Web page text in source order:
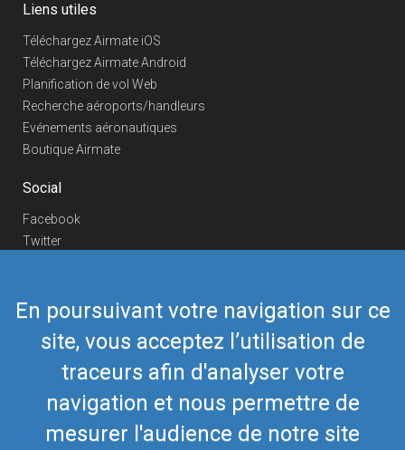
En poursuivant votre navigation sur ce
site, vous acceptez l’utilisation de
traceurs afin d'analyser votre
navigation et nous permettre de
mesurer l'audience de notre site
Liens utiles
Téléchargez Airmate iOS
Téléchargez Airmate Android
Planification de vol Web
Recherche aéroports/handleurs
Evénements aéronautiques
Boutique Airmate
Social
Facebook
Twitter
Telegram
Nous contacter
Téléphone Europe +352 26441835
Téléphone US/Canada
418-592-8862
airmate@airmate.aero
(c) Myriel Aviation SA